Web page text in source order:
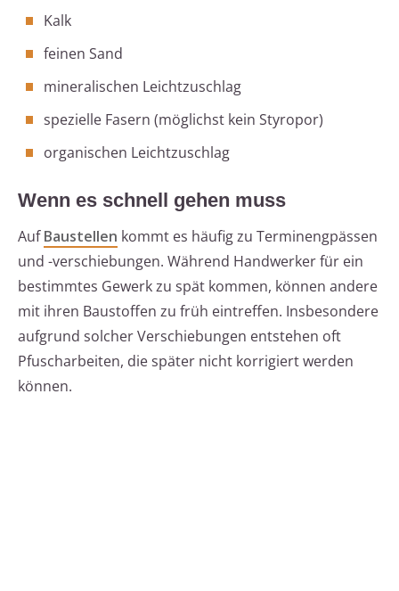
Kalk
feinen Sand
mineralischen Leichtzuschlag
spezielle Fasern (möglichst kein Styropor)
organischen Leichtzuschlag
Wenn es schnell gehen muss
AufBaustellen kommt es häufig zu Terminengpässen
und -verschiebungen. Während Handwerker für ein
bestimmtes Gewerk zu spät kommen, können andere
mit ihren Baustoffen zu früh eintreffen. Insbesondere
aufgrund solcher Verschiebungen entstehen oft
Pfuscharbeiten, die später nicht korrigiert werden
können.